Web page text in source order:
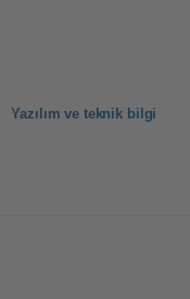
Yazılım ve teknik bilgi